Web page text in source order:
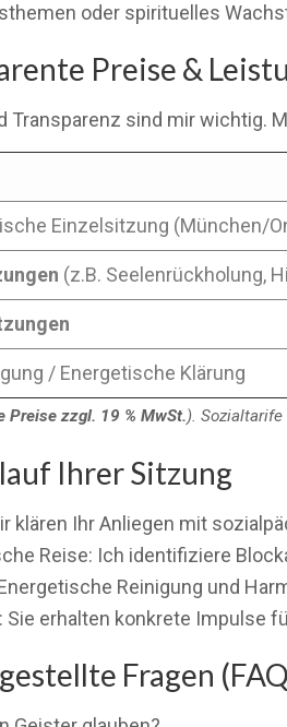
oder spirituelles
Preise &
Transparenz sind mir wichtig.
Einzelsitzung (München/
(z.B. Seelenrückholung,
/ Energetische Klärung
Preise zzgl. 19 % MwSt.).
Ihrer Sitzung
klären Ihr Anliegen mit
Reise: Ich identifiziere
Reinigung und
Sie erhalten konkrete Impulse
Fragen